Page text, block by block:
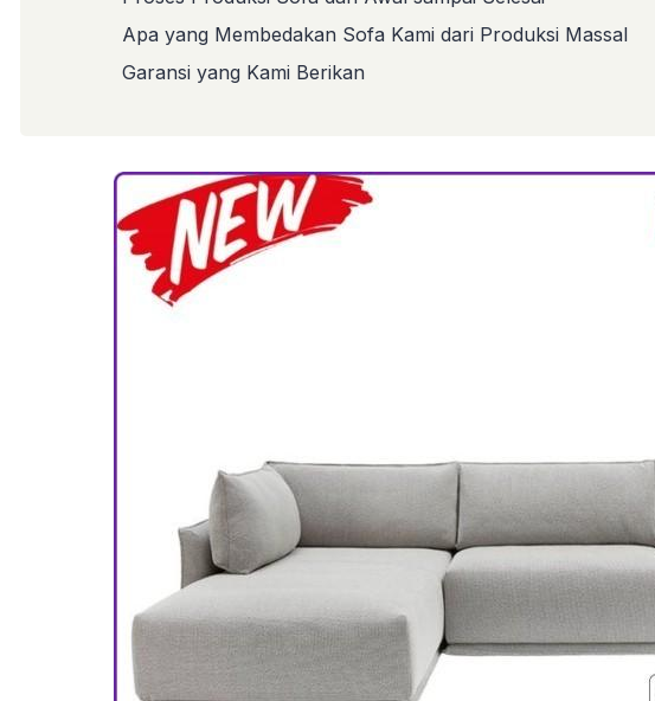
Apa yang Membedakan Sofa Kami dari Produksi Massal
Garansi yang Kami Berikan